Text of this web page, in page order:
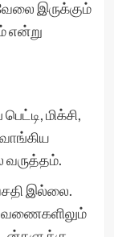
இருக்கும்
என்று
மிக்சி,
வருத்தம்.
இல்லை.